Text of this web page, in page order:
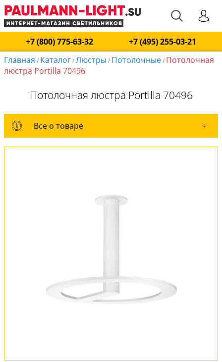
+7 (800) 775-63-32
+7 (495) 255-03-21
Главная / Каталог/Люстры / Потолочные/ Потолочная
люстра Portilla 70496
Потолочная люстра Portilla 70496
Все о товаре
Все о товаре
FAQ